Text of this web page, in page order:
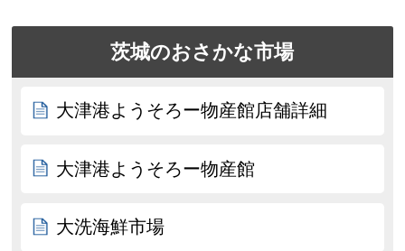
茨城のおさかな市場
大津港ようそろー物産館店舗詳細
大津港ようそろー物産館
大洗海鮮市場